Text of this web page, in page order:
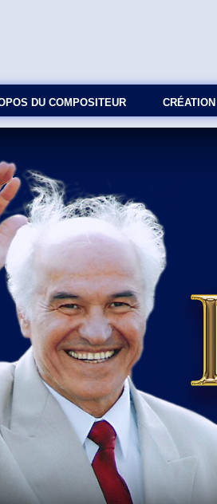
DU COMPOSITEUR СRÉATION